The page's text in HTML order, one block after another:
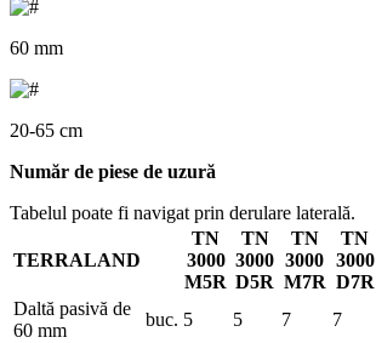
60 mm
20-65 cm
Număr de piese de uzură
Tabelul poate fi navigat prin derulare laterală.
TERRALAND
TN
3000
M5R
TN
3000
D5R
TN
3000
M7R
TN
3000
D7R
Daltă pasivă de
60 mm
buc. 5 5 7 7